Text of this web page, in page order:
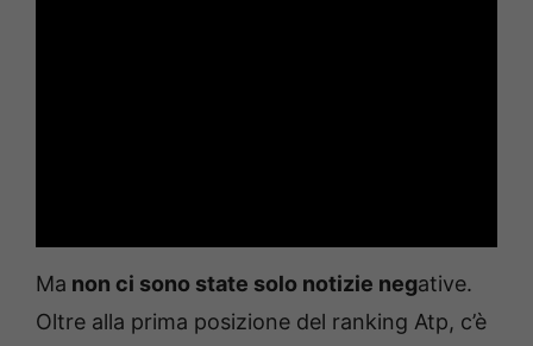
Ma non ci sono state solo notizie negative.
Oltre alla prima posizione del ranking Atp, c’è